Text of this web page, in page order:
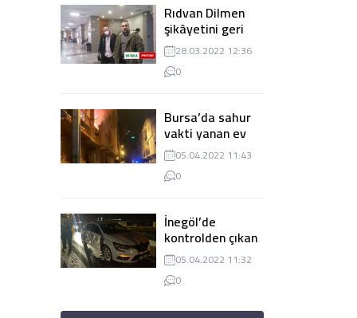
Rıdvan Dilmen
şikâyetini geri
çekti, dava
düşürüldü
28.03.2022 12:36
0
Bursa’da sahur
vakti yanan ev
panik
yaşanmasına
sebep oldu
05.04.2022 11:43
0
İnegöl’de
kontrolden çıkan
tır 2 otomobile
çarptı
05.04.2022 11:32
0